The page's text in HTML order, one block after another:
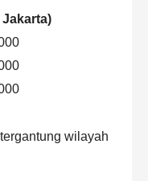
Jakarta)
wilayah